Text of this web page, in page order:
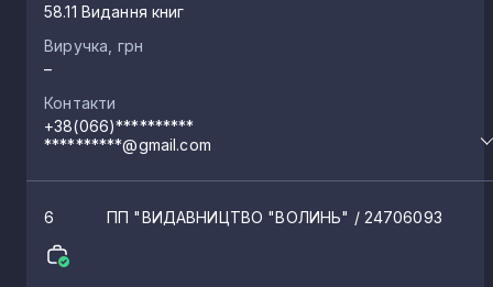
58.11 Видання книг
Виручка, грн
–
Контакти
+38(066)**********
**********@gmail.com
6 ПП "ВИДАВНИЦТВО "ВОЛИНЬ" / 24706093